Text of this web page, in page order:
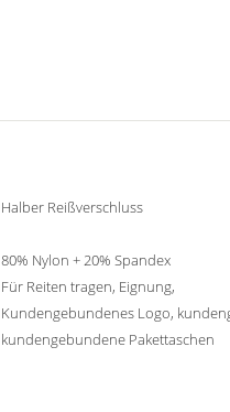
Halber Reißverschluss
80% Nylon + 20% Spandex
Für Reiten tragen, Eignung,
Kundengebundenes Logo,
kundengebundene Pakettaschen